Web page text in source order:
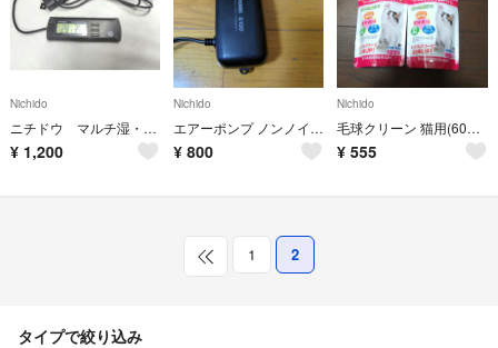
Nichido
ニチドウ マルチ湿・温度計 ①②
¥ 1,200
Nichido
エアーポンプ ノンノイズ S-100
¥ 800
Nichido
毛球クリーン 猫用(60g) ２個
¥ 555
1 2
タイプで絞り込み